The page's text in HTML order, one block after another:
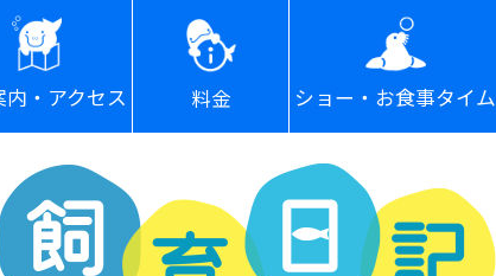
内・アクセス 料金 ショー・お食事タイム